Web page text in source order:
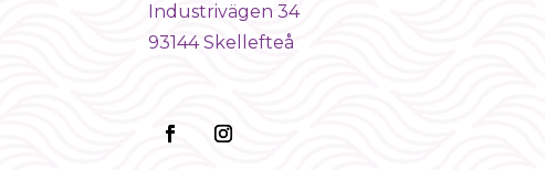
Industrivägen 34
93144 Skellefteå